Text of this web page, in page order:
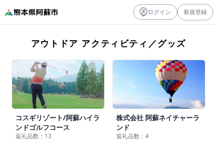
ログイン 新規登録
アウトドア アクティビティ／グッズ
コスギリゾート/阿蘇ハイラ
ンドゴルフコース
返礼品数：13
株式会社 阿蘇ネイチャーラ
ンド
返礼品数：4